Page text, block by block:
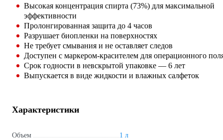
Высокая концентрация спирта (73%) для максимальной
эффективности
Пролонгированная защита до 4 часов
Разрушает биопленки на поверхностях
Не требует смывания и не оставляет следов
Доступен с маркером-красителем для операционного
Срок годности в невскрытой упаковке — 6 лет
Выпускается в виде жидкости и влажных салфеток
Характеристики
Объем
1 л